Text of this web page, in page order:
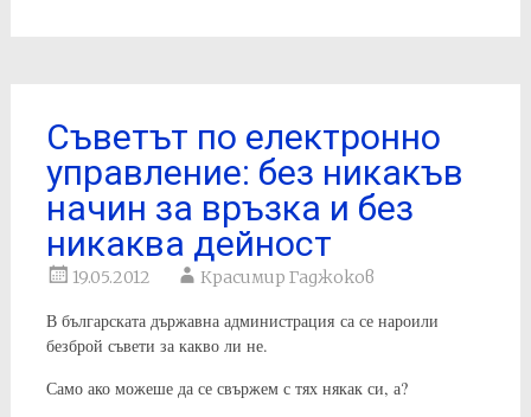
Съветът по електронно
управление: без никакъв
начин за връзка и без
никаква дейност
19.05.2012 Красимир Гаджоков
В българската държавна администрация са се нароили
безброй съвети за какво ли не.
Само ако можеше да се свържем с тях някак си, а?